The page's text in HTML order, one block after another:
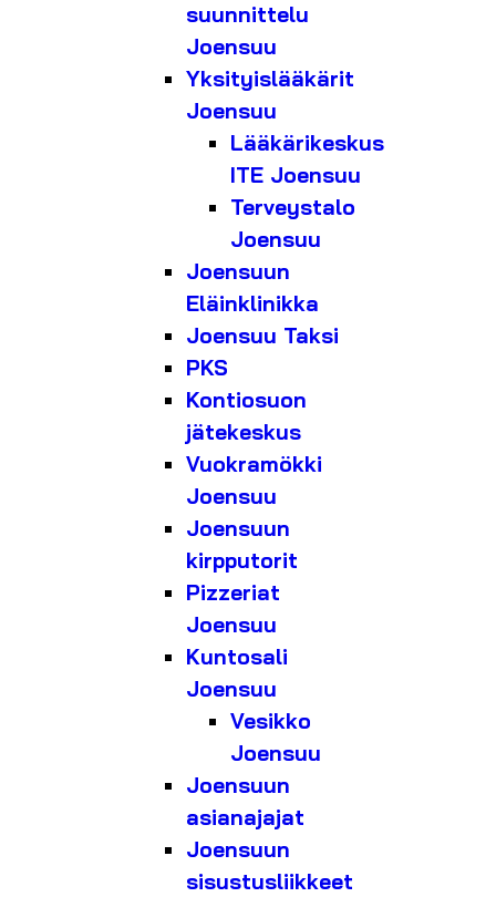
suunnittelu
Joensuu
Yksityislääkärit
Joensuu
Lääkärikeskus
ITE Joensuu
Terveystalo
Joensuu
Joensuun
Eläinklinikka
Joensuu Taksi
PKS
Kontiosuon
jätekeskus
Vuokramökki
Joensuu
Joensuun
kirpputorit
Pizzeriat
Joensuu
Kuntosali
Joensuu
Vesikko
Joensuu
Joensuun
asianajajat
Joensuun
sisustusliikkeet